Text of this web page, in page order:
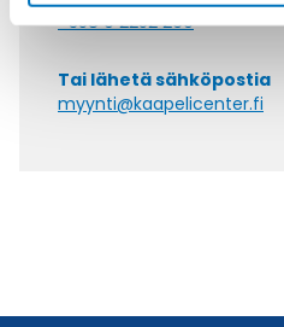
+358 9 2252 260
Tai lähetä sähköpostia
myynti@kaapelicenter.fi